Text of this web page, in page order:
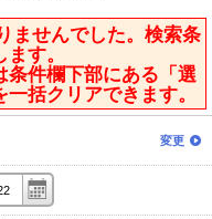
ませんでした。検索条
す。
条件欄下部にある「選
括クリアできます。
変更